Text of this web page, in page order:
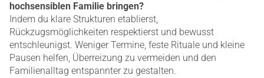
hochsensiblen Familie bringen?
Indem du klare Strukturen etablierst,
Rückzugsmöglichkeiten respektierst und bewusst
entschleunigst. Weniger Termine, feste Rituale und kleine
Pausen helfen, Überreizung zu vermeiden und den
Familienalltag entspannter zu gestalten.